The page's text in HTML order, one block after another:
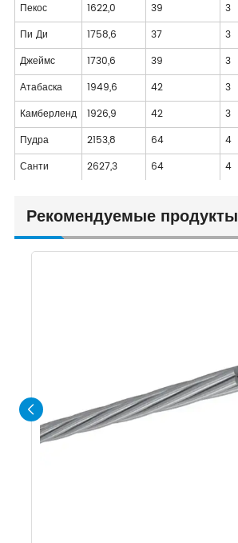
Пекос
1622,0 39 3
Пи Ди
1758,6 37 3
Джеймс
1730,6 39 3
Атабаска
1949,6 42 3
Камберленд
1926,9 42 3
Пудра
2153,8 64 4
Санти
2627,3 64 4
Рекомендуемые продукты